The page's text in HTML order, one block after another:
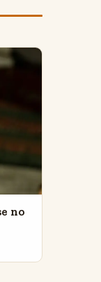
no